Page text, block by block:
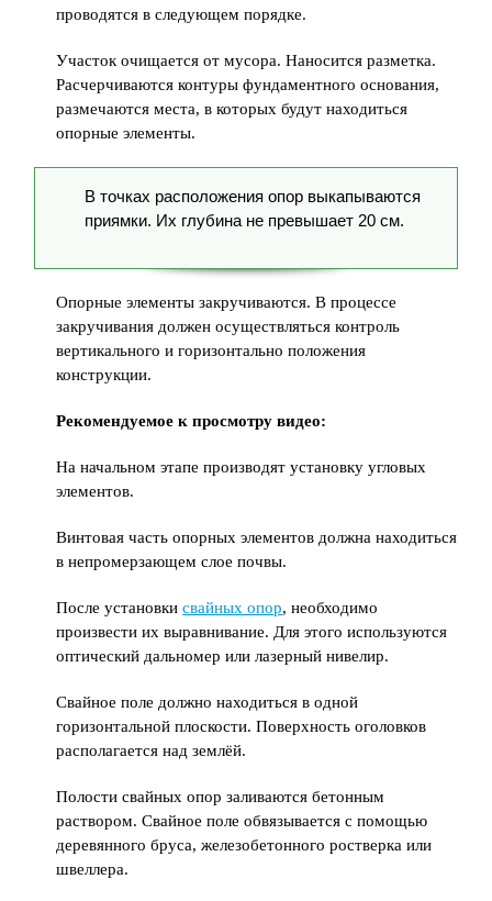
проводятся в следующем порядке.
Участок очищается от мусора. Наносится разметка.
Расчерчиваются контуры фундаментного основания,
размечаются места, в которых будут находиться
опорные элементы.
В точках расположения опор выкапываются
приямки. Их глубина не превышает 20 см.
Опорные элементы закручиваются. В процессе
закручивания должен осуществляться контроль
вертикального и горизонтально положения
конструкции.
Рекомендуемое к просмотру видео:
На начальном этапе производят установку угловых
элементов.
Винтовая часть опорных элементов должна находиться
в непромерзающем слое почвы.
После установкисвайных опор, необходимо
произвести их выравнивание. Для этого используются
оптический дальномер или лазерный нивелир.
Свайное поле должно находиться в одной
горизонтальной плоскости. Поверхность оголовков
располагается над землёй.
Полости свайных опор заливаются бетонным
раствором. Свайное поле обвязывается с помощью
деревянного бруса, железобетонного ростверка или
швеллера.